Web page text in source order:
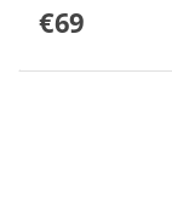
€69